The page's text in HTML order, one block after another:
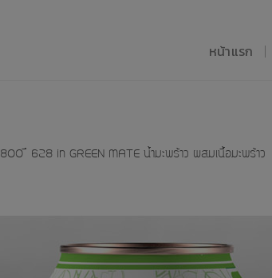
หน้าแรก
800 × 628 in GREEN MATE น้ำมะพร้าว ผสมเนื้อมะพร้าว